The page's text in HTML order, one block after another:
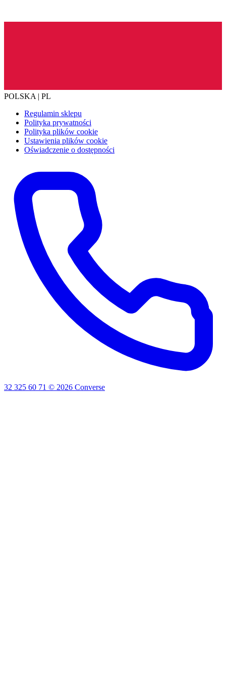
POLSKA | PL
Regulamin sklepu
Polityka prywatności
Polityka plików cookie
Ustawienia plików cookie
Oświadczenie o dostępności
32 325 60 71 © 2026 Converse